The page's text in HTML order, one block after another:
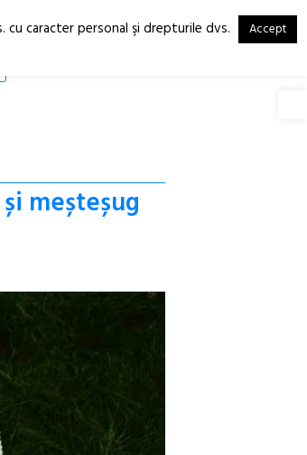
RO
EN
meșteșug
caracter personal şi drepturile dvs. Accept